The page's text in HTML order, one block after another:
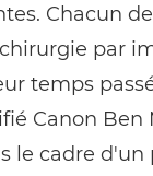
Chacun
par
temps
Canon Ben
le cadre